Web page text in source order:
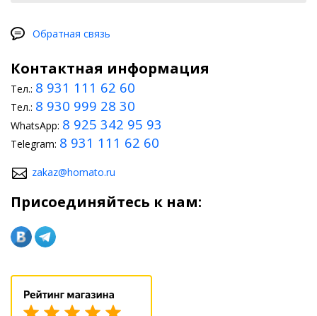
Обратная связь
Контактная информация
Тел.: 8 931 111 62 60
Тел.: 8 930 999 28 30
WhatsApp: 8 925 342 95 93
Telegram: 8 931 111 62 60
zakaz@homato.ru
Присоединяйтесь к нам: